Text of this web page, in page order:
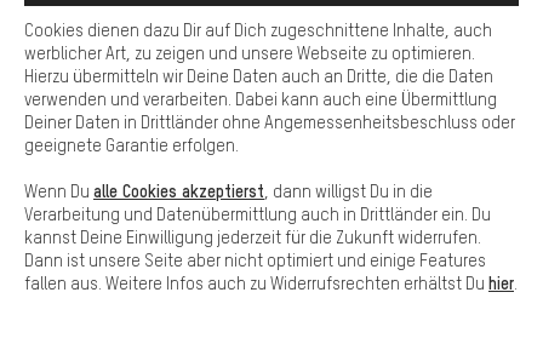
SCHNELL ERHALTEN
Lass Dich beraten
Fragen schnell und unkompliziert beantwortet werden können.
Basis
Basis-Cookies gewährleisten, dass Du unsere Webseite
grundsätzlich nutzen kannst.
Cookies dienen dazu Dir auf Dich zugeschnittene Inhalte, auch
werblicher Art, zu zeigen und unsere Webseite zu optimieren.
Hierzu übermitteln wir Deine Daten auch an Dritte, die die Daten
verwenden und verarbeiten. Dabei kann auch eine Übermittlung
Deiner Daten in Drittländer ohne Angemessenheitsbeschluss oder
geeignete Garantie erfolgen.
Wenn Du alle Cookies akzeptierst , dann willigst Du in die
Verarbeitung und Datenübermittlung auch in Drittländer ein. Du
kannst Deine Einwilligung jederzeit für die Zukunft widerrufen.
Dann ist unsere Seite aber nicht optimiert und einige Features
fallen aus. Weitere Infos auch zu Widerrufsrechten erhältst Du hier